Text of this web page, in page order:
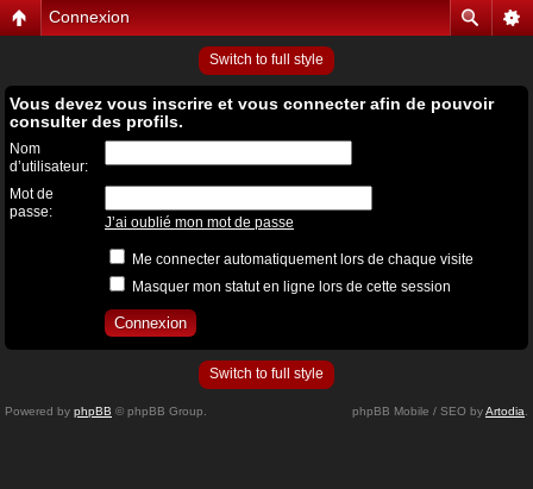
Connexion
Switch to full style
Vous devez vous inscrire et vous connecter afin de pouvoir
consulter des profils.
Nom
d’utilisateur:
Mot de
passe:
J’ai oublié mon mot de passe
Me connecter automatiquement lors de chaque visite
Masquer mon statut en ligne lors de cette session
Switch to full style
Powered by phpBB © phpBB Group. phpBB Mobile / SEO byArtodia